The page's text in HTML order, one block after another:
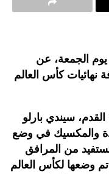
يوم الجمعة، عن
كأس العالم
سيندي بارلو
والمكسيك في وضع
من المرافق
تم وضعها لكأس العالم